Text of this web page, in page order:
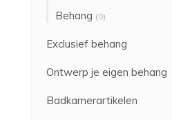
Behang (0)
Exclusief behang
Ontwerp je eigen behang
Badkamerartikelen